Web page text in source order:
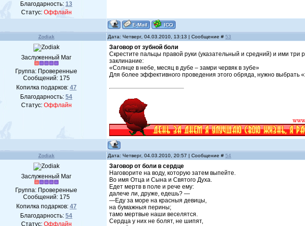
Благодарность:13
Статус: Оффлайн
Zodiak Дата: Четверг, 04.03.2010, 13:13 | Сообщение #53
Заслуженный Маг
Группа: Проверенные
Сообщений: 175
Копилка подарков: 47
Благодарность:54
Статус: Оффлайн
Заговор от зубной боли
Скрестите пальцы правой руки (указательный и средний) и ими три
заклинание:
«Солнце в небе, месяц в дубе – замри червяк в зубе»
Для более эффективного проведения этого обряда, нужно
Zodiak Дата: Четверг, 04.03.2010, 20:57 | Сообщение #54
Заслуженный Маг
Группа: Проверенные
Сообщений: 175
Копилка подарков: 47
Благодарность:54
Статус: Оффлайн
Заговор от боли в сердце
Наговорите на воду, которую затем выпейте.
Во имя Отца и Сына и Святого Духа.
Едет мертв в поле и рече ему:
далече ли, друже, едешь? —
—Еду за море на красныя девицы,
на бумажныя перины;
тамо мертвые наши веселятся.
Сердца у них не болят, не шипят,